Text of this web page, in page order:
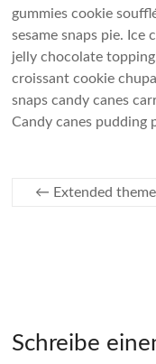
gummies cookie
sesame snaps pie.
jelly chocolate
croissant cookie
snaps candy canes
Candy canes pudding
← Extended
Schreibe